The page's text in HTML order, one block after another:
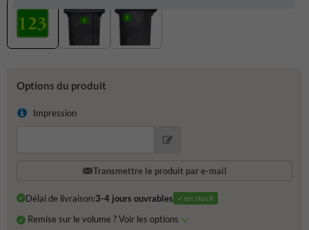
Options du produit
Impression
Transmettre le produit par e-mail
Délai de livraison:3-4 jours ouvrables ✓en stock
Remise sur le volume ? Voir les options